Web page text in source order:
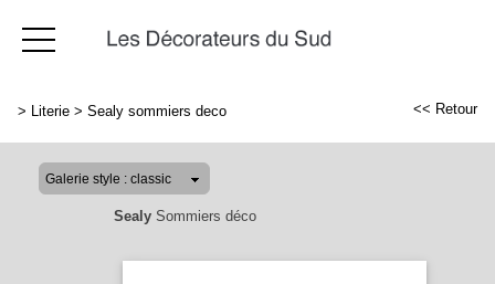
> Literie > Sealy sommiers deco << Retour
SealySommiers déco